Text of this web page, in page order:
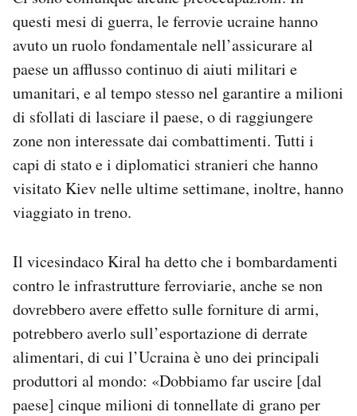
questi mesi di guerra, le ferrovie ucraine hanno
avuto un ruolo fondamentale nell’assicurare al
paese un afflusso continuo di aiuti militari e
umanitari, e al tempo stesso nel garantire a milioni
di sfollati di lasciare il paese, o di raggiungere
zone non interessate dai combattimenti. Tutti i
capi di stato e i diplomatici stranieri che hanno
visitato Kiev nelle ultime settimane, inoltre, hanno
viaggiato in treno.
Il vicesindaco Kiral ha detto che i bombardamenti
contro le infrastrutture ferroviarie, anche se non
dovrebbero avere effetto sulle forniture di armi,
potrebbero averlo sull’esportazione di derrate
alimentari, di cui l’Ucraina è uno dei principali
produttori al mondo: «Dobbiamo far uscire [dal
paese] cinque milioni di tonnellate di grano per